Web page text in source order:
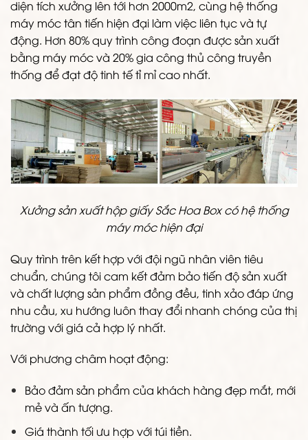
diện tích xưởng lên tới hơn 2000m2, cùng hệ thống
máy móc tân tiến hiện đại làm việc liên tục và tự
động. Hơn 80% quy trình công đoạn được sản xuất
bằng máy móc và 20% gia công thủ công truyền
thống để đạt độ tinh tế tỉ mỉ cao nhất.
Xưởng sản xuất hộp giấy Sắc Hoa Box có hệ thống
máy móc hiện đại
Quy trình trên kết hợp với đội ngũ nhân viên tiêu
chuẩn, chúng tôi cam kết đảm bảo tiến độ sản xuất
và chất lượng sản phẩm đồng đều, tinh xảo đáp ứng
nhu cầu, xu hướng luôn thay đổi nhanh chóng của thị
trường với giá cả hợp lý nhất.
Với phương châm hoạt động:
Bảo đảm sản phẩm của khách hàng đẹp mắt, mới
mẻ và ấn tượng.
Giá thành tối ưu hợp với túi tiền.